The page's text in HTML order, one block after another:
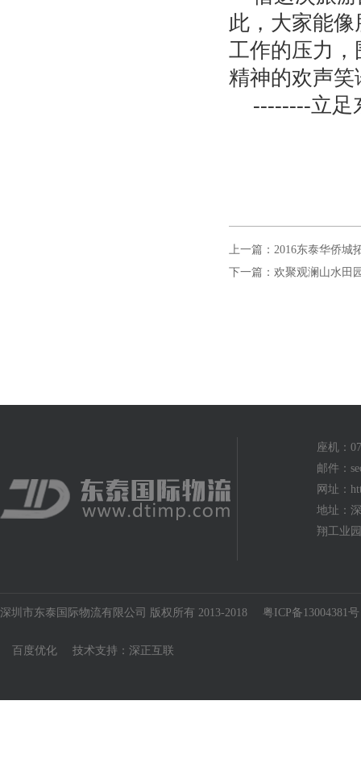
此，大家能
工作的压力
精神的欢声
--------立足
上一篇：2016东泰华侨城
下一篇：欢聚观澜山水田
座机：
邮件：
网址：
地址：
翔工业
深圳市东泰国际物流有限公司 版权所有 2013-2018 粤ICP备13004381号
百度优化 技术支持： 深正互联